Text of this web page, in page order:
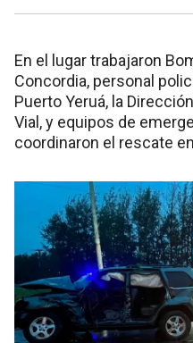
En el lugar trabajaron
Concordia, personal
Puerto Yeruá, la
Vial, y equipos de
coordinaron el rescate